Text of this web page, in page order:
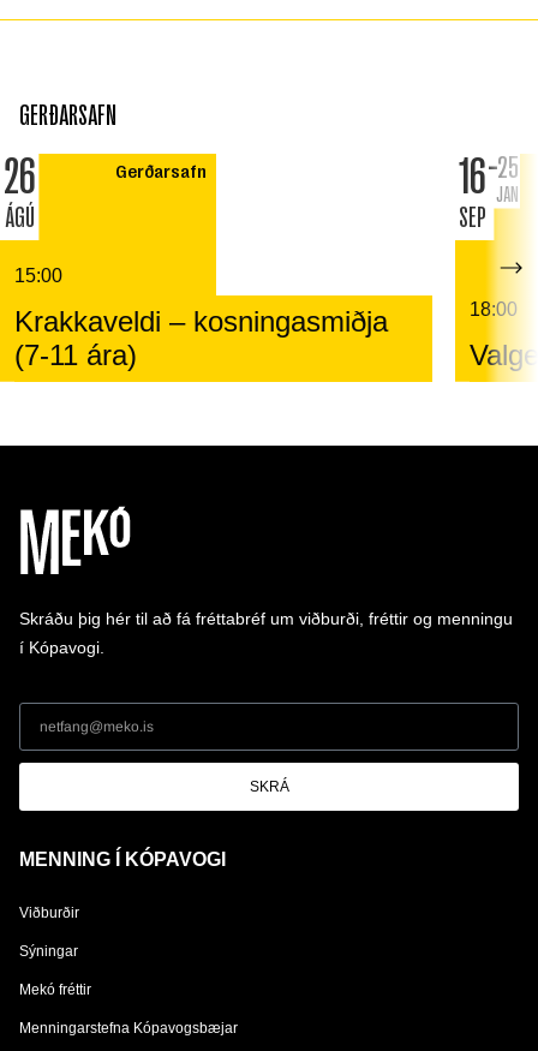
GERÐARSAFN
26
ÁGÚ
Gerðarsafn
15:00
Krakkaveldi – kosningasmiðja
(7-11 ára)
16
SEP
25
JAN
18:00
Skráðu þig hér til að fá fréttabréf um viðburði, fréttir og menningu
í Kópavogi.
SKRÁ
MENNING Í KÓPAVOGI
Viðburðir
Sýningar
Mekó fréttir
Menningarstefna Kópavogsbæjar